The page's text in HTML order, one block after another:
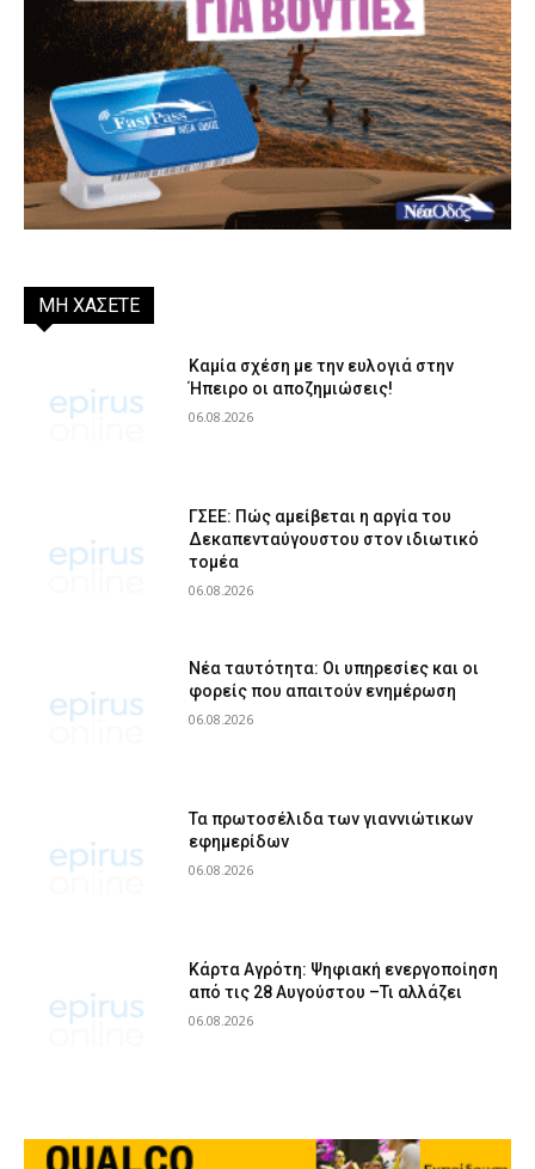
ΜΗ ΧΑΣΕΤΕ
Καμία σχέση με την ευλογιά στην
Ήπειρο οι αποζημιώσεις!
06.08.2026
ΓΣΕΕ: Πώς αμείβεται η αργία του
Δεκαπενταύγουστου στον ιδιωτικό
τομέα
06.08.2026
Νέα ταυτότητα: Οι υπηρεσίες και οι
φορείς που απαιτούν ενημέρωση
06.08.2026
Τα πρωτοσέλιδα των γιαννιώτικων
εφημερίδων
06.08.2026
Κάρτα Αγρότη: Ψηφιακή ενεργοποίηση
από τις 28 Αυγούστου –Τι αλλάζει
06.08.2026